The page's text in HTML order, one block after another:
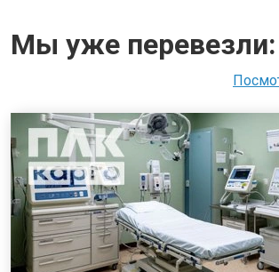
Мы уже перевезли: